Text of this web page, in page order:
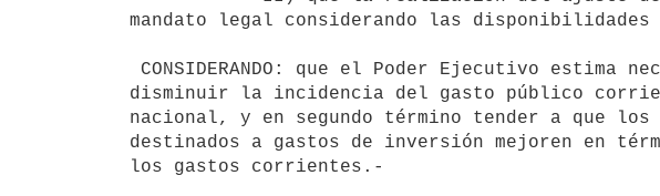
mandato legal considerando las
disminuir la incidencia del gasto público
nacional, y en segundo término tender a que
destinados a gastos de inversión mejoren en
los gastos corrientes.-